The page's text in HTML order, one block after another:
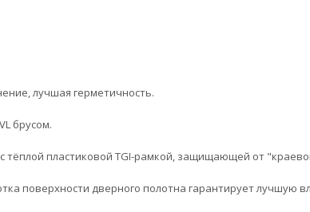
лучшая герметичность.
брусом.
тёплой пластиковой TGI-рамкой, защищающей от
поверхности дверного полотна гарантирует лучшую